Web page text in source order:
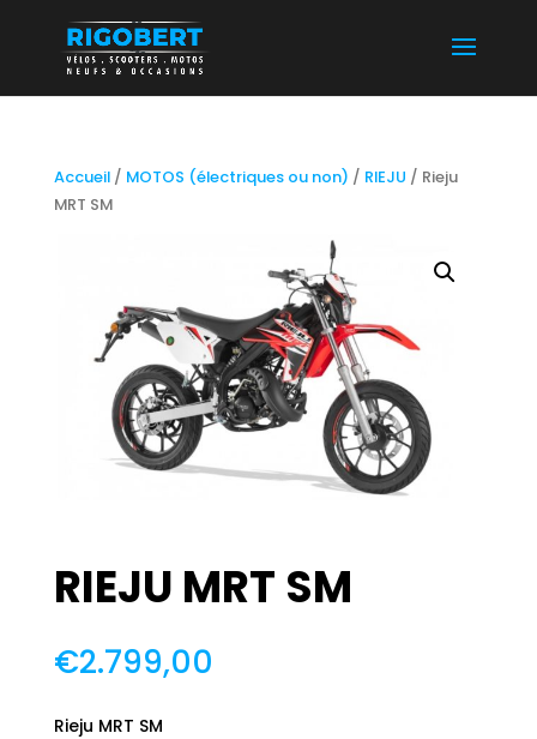
Accueil/ MOTOS (électriques ou non) / RIEJU / Rieju
MRT SM
RIEJU MRT SM
€2.799,00
Rieju MRT SM